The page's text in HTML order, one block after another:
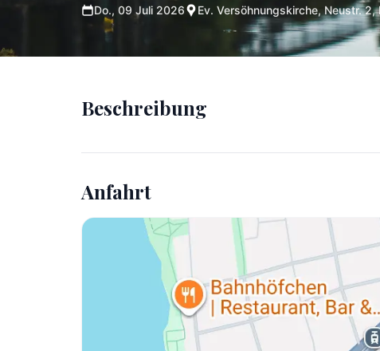
Do., 09 Juli 2026 Ev. Versöhnungskirche, Neustr. 2,
Beschreibung
Anfahrt